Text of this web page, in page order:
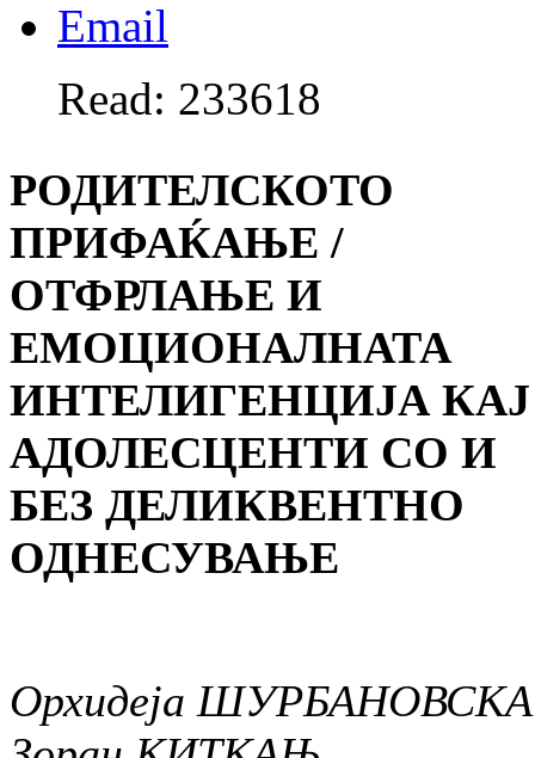
Read: 233618
РОДИТЕЛСКОТО
ПРИФАЌАЊЕ /
ОТФРЛАЊЕ И
ЕМОЦИОНАЛНАТА
ИНТЕЛИГЕНЦИЈА КАЈ
АДОЛЕСЦЕНТИ СО И
БЕЗ ДЕЛИКВЕНТНО
ОДНЕСУВАЊЕ
Орхидеја ШУРБАНОВСКА